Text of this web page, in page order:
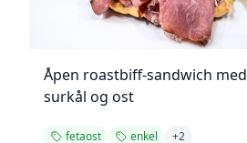
Åpen roastbiff-sandwich med
surkål og ost
fetaost enkel +2